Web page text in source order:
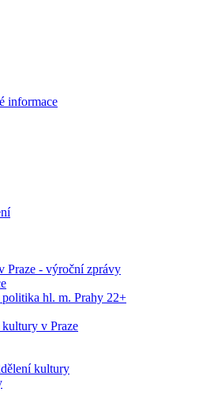
informace
Praze - výroční zprávy
hl. m. Prahy 22+
kultury v Praze
kultury